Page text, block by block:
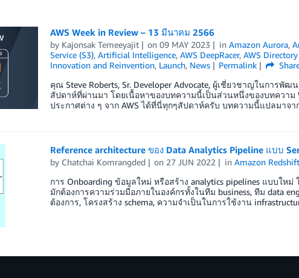
AWS Week in Review – 13 มีนาคม 2566
by Kajonsak Temeeyajit on09 MAY 2023 inAmazon Aurora,
Service (S3), Artificial Intelligence, AWS DeepRacer, AWS
Innovation and Reinvention, Launch, News Permalink
คุณ Steve Roberts, Sr. Developer Advocate, ผู้เชี่ยวชาญในการพั
สัปดาห์ที่ผ่านมา โดยเนื้อหาของบทความนี้เป็นส่วนหนึ่งของบทควา
ประกาศต่าง ๆ จาก AWS ได้ที่นี่ทุกๆสัปดาห์ครับ บทความนี้แปลมาจา
Reference architecture ของ Data Analytics Pipeline แบบ
by Chatchai Komrangded on 27 JUN 2022 inAmazon Redshift
การ Onboarding ข้อมูลใหม่ หรือสร้าง analytics pipelines แบบให
มักต้องการความร่วมมือภายในองค์กรทั้งในทีม business, ทีม data
ต้องการ, โครงสร้าง schema, ความจำเป็นในการใช้งาน